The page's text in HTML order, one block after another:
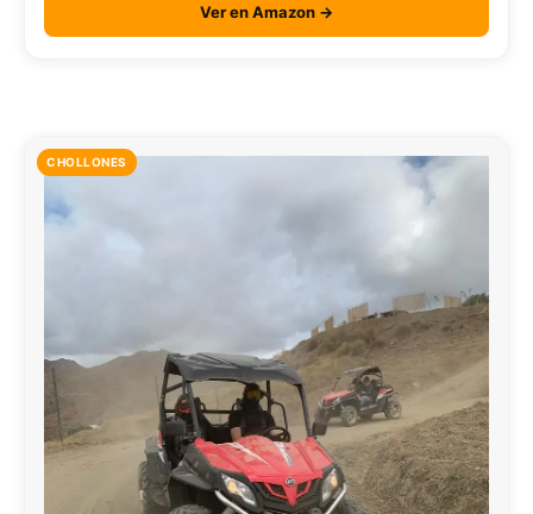
Ver en Amazon →
CHOLLONES